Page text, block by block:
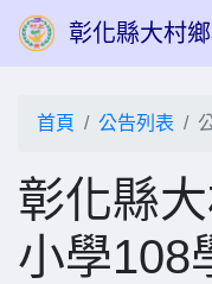
彰化縣大村
首頁 公告列表
彰化縣
小學108